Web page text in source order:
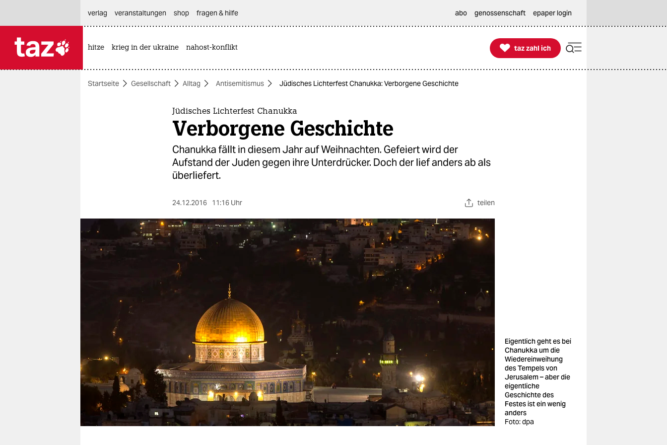
themen
nord
veranstaltungen
fragen & hilfe
unterstützen
abo
genossenschaft
verlag
veranstaltungen shop fragen & hilfe abo genossenschaft epaper login
hitze krieg in der ukraine nahost-konflikt 
taz zahl ich
taz zahl ich
Startseite Gesellschaft Alltag Antisemitismus Jüdisches Lichterfest Chanukka: Verborgene Geschichte
Jüdisches Lichterfest Chanukka
Verborgene Geschichte
Chanukka fällt in diesem Jahr auf Weihnachten. Gefeiert wird der
Aufstand der Juden gegen ihre Unterdrücker. Doch der lief anders ab als
überliefert.
24.12.2016 11:16 Uhr teilen
Eigentlich geht es bei
Chanukka um die
Wiedereinweihung
des Tempels von
Jerusalem – aber die
eigentliche
Geschichte des
Festes ist ein wenig
anders
Foto: dpa